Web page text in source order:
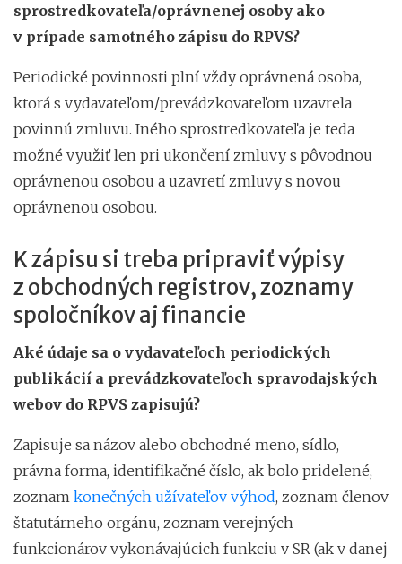
sprostredkovateľa/oprávnenej osoby ako
v prípade samotného zápisu do RPVS?
Periodické povinnosti plní vždy oprávnená osoba,
ktorá s vydavateľom/prevádzkovateľom uzavrela
povinnú zmluvu. Iného sprostredkovateľa je teda
možné využiť len pri ukončení zmluvy s pôvodnou
oprávnenou osobou a uzavretí zmluvy s novou
oprávnenou osobou.
K zápisu si treba pripraviť výpisy
z obchodných registrov, zoznamy
spoločníkov aj financie
Aké údaje sa o vydavateľoch periodických
publikácií a prevádzkovateľoch spravodajských
webov do RPVS zapisujú?
Zapisuje sa názov alebo obchodné meno, sídlo,
právna forma, identifikačné číslo, ak bolo pridelené,
zoznam konečných užívateľov výhod, zoznam členov
štatutárneho orgánu, zoznam verejných
funkcionárov vykonávajúcich funkciu v SR (ak v danej